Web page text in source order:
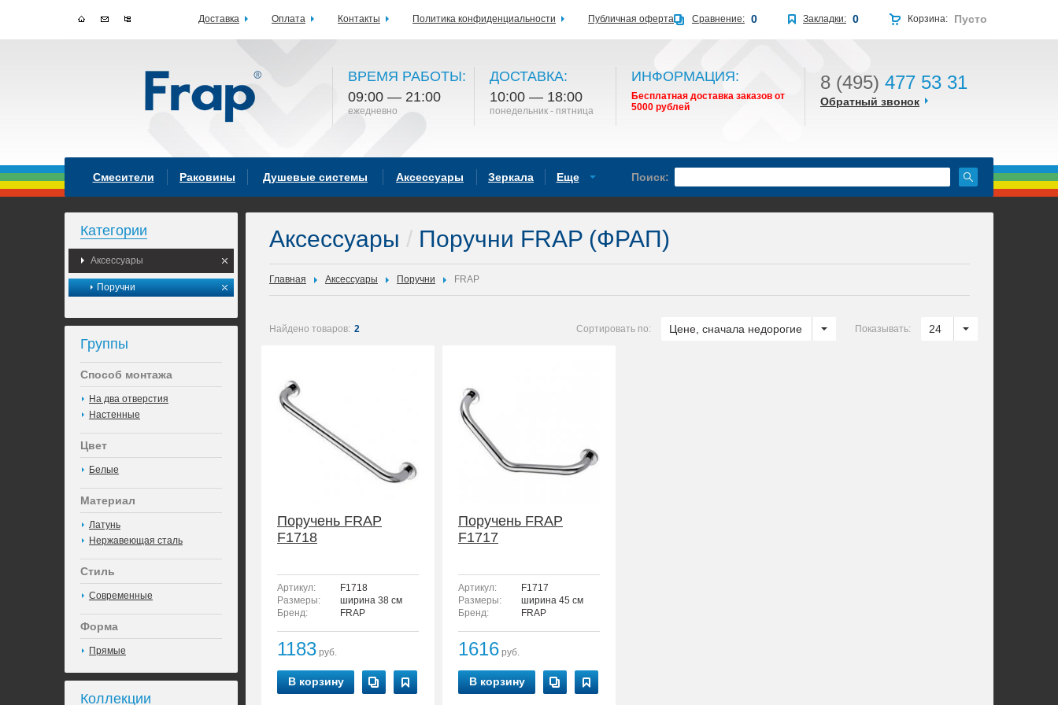
ВРЕМЯ РАБОТЫ:
09:00 — 21:00
ежедневно
ДОСТАВКА:
10:00 — 18:00
понедельник - пятница
ИНФОРМАЦИЯ:
Бесплатная доставка заказов от
5000 рублей
8 (495) 477 53 31
Обратный звонок
Смесители Раковины Душевые системы Аксессуары Зеркала Еще Поиск:
Категории
Аксессуары
Поручни
Группы
Способ монтажа
На два отверстия
Настенные
Цвет
Белые
Материал
Латунь
Нержавеющая сталь
Стиль
Современные
Форма
Прямые
Коллекции
Аксессуары / Поручни FRAP (ФРАП)
Главная Аксессуары Поручни FRAP
Найдено товаров: 2 Показывать: 24
Сортировать по: Цене, сначала недорогие
Поручень FRAP
F1718
Артикул:
F1718
Размеры:
ширина 38 см
Бренд:
FRAP
1183 руб.
В корзину
Поручень FRAP
F1717
Артикул:
F1717
Размеры:
ширина 45 см
Бренд:
FRAP
1616 руб.
В корзину
Доставка Оплата Контакты Политика конфиденциальности Публичная оферта Корзина: Пусто
Закладки: 0
Сравнение: 0